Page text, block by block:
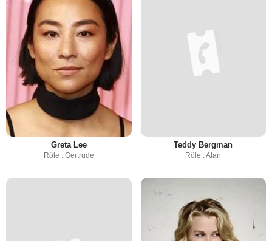
Greta Lee
Rôle : Gertrude
Teddy Bergman
Rôle : Alan